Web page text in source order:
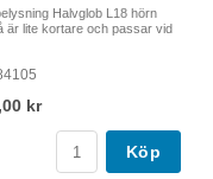
Halvglob L18 hörn
är lite kortare och passar vid
kr
Köp